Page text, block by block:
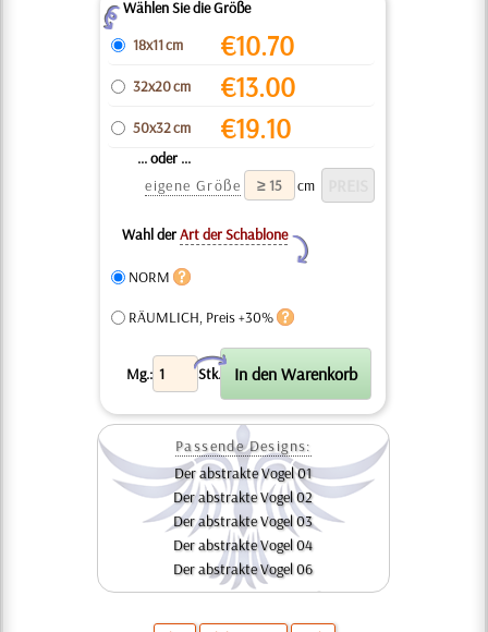
ZWählen Sie die Größe
18x11 cm
€10.70
32x20 cm €13.00
50x32 cm €19.10
... oder ...
eigene Größe
cm
Wahl derArt der Schablone
Y
NORM
RÄUMLICH, Preis +30%
Mg.: Stk.
X
Passende Designs:
Der abstrakte Vogel 01
Der abstrakte Vogel 02
Der abstrakte Vogel 03
Der abstrakte Vogel 04
Der abstrakte Vogel 06